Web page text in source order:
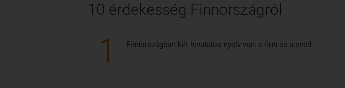
10 érdekesség Finnországról
1 Finnországban két hivatalos nyelv van: a finn és a svéd